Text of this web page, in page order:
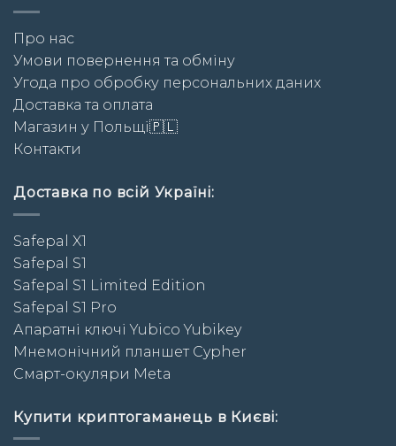
Про нас
Умови повернення та обміну
Угода про обробку персональних даних
Доставка та оплата
Магазин у Польщі🇵🇱
Контакти
Доставка по всій Україні:
Safepal X1
Safepal S1
Safepal S1 Limited Edition
Safepal S1 Pro
Апаратні ключі Yubico Yubikey
Мнемонічний планшет Cypher
Смарт-окуляри Meta
Купити криптогаманець в Києві: